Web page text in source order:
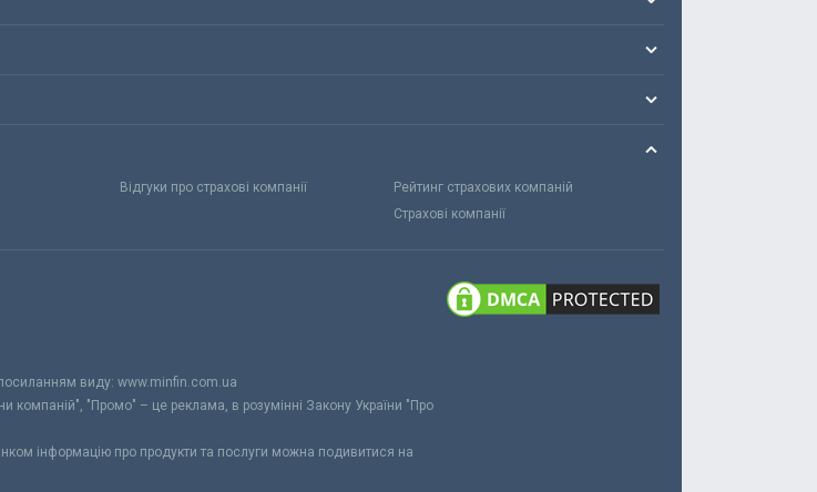
Відгуки про страхові компанії
Рейтинг страхових компаній
Страхові компанії
виду: www.minfin.com.ua
компаній", "Промо" – це реклама, в розумінні Закону України "Про
інформацію про продукти та послуги можна подивитися на